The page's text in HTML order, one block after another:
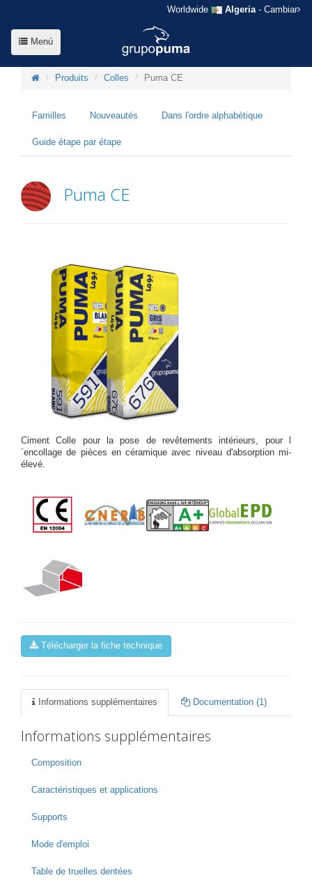
Worldwide Algeria- Cambiar
Menú
Produits Colles Puma CE
Familles Nouveautés Dans l'ordre alphabétique
Guide étape par étape
Puma CE
Ciment Colle pour la pose de revêtements intérieurs, pour l
´encollage de pièces en céramique avec niveau d'absorption mi-
élevé.
Télécharger la fiche technique
Informations supplémentaires Documentation (1)
Informations supplémentaires
Composition
Caractéristiques et applications
Supports
Mode d'emploi
Table de truelles dentées